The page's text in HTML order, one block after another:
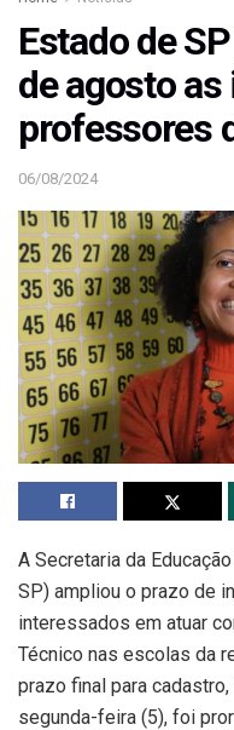
Estado de
de agosto
professores
06/08/2024
A Secretaria da
SP) ampliou o prazo de
interessados em atuar
Técnico nas escolas da
prazo final para
segunda-feira (5), foi